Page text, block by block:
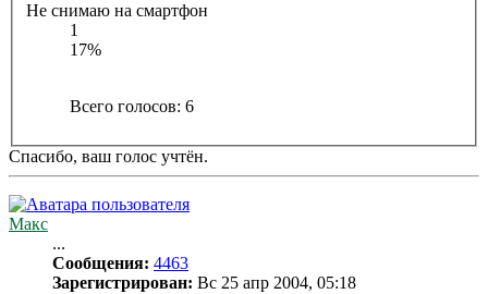
Не снимаю на смартфон
1
17%
Всего голосов: 6
Спасибо, ваш голос учтён.
Макс
...
Сообщения: 4463
Зарегистрирован: Вс 25 апр 2004, 05:18